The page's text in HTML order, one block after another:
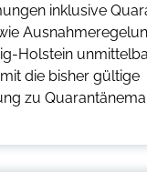
inklusive
Holstein
die bisher gültige
zu